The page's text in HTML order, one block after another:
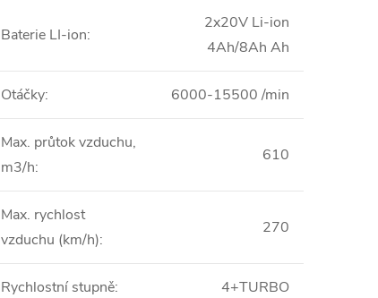
Baterie LI-ion:
2x20V Li-ion
4Ah/8Ah Ah
Otáčky: 6000-15500 /min
Max. průtok vzduchu,
m3/h:
610
Max. rychlost
vzduchu (km/h):
270
Rychlostní stupně: 4+TURBO